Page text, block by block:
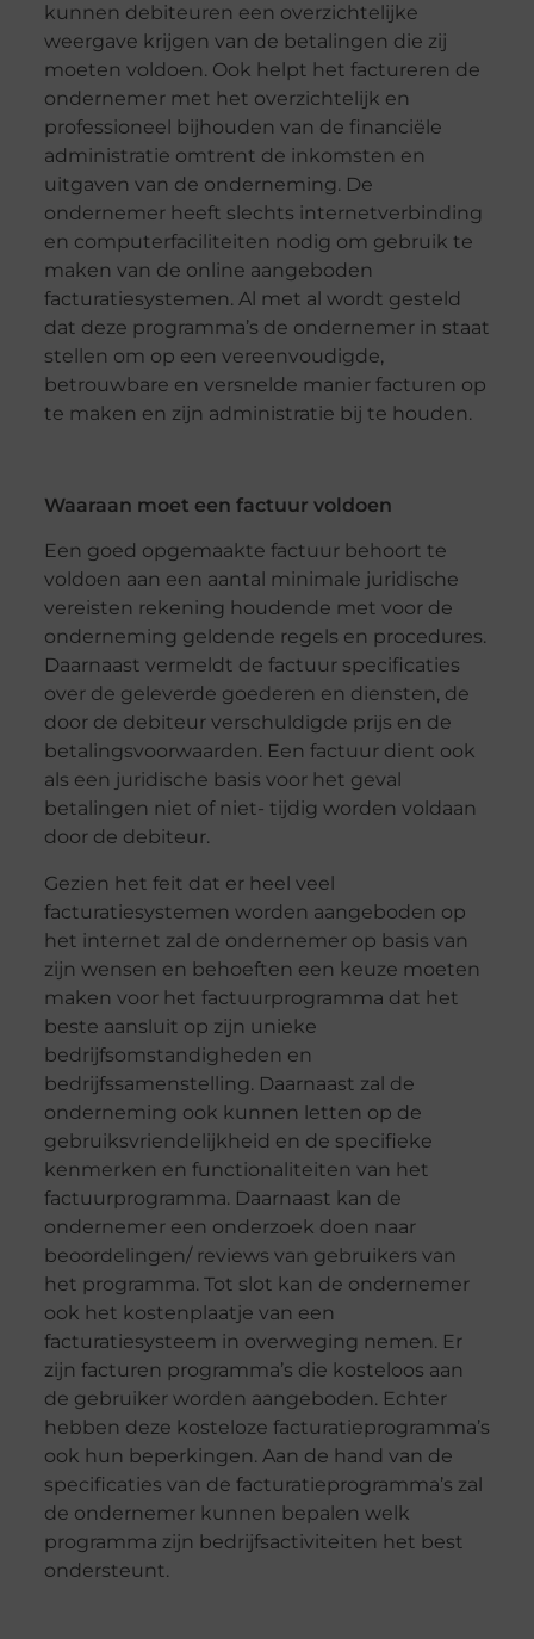
kunnen debiteuren een overzichtelijke
weergave krijgen van de betalingen die zij
moeten voldoen. Ook helpt het factureren de
ondernemer met het overzichtelijk en
professioneel bijhouden van de financiële
administratie omtrent de inkomsten en
uitgaven van de onderneming. De
ondernemer heeft slechts internetverbinding
en computerfaciliteiten nodig om gebruik te
maken van de online aangeboden
facturatiesystemen. Al met al wordt gesteld
dat deze programma’s de ondernemer in staat
stellen om op een vereenvoudigde,
betrouwbare en versnelde manier facturen op
te maken en zijn administratie bij te houden.
Waaraan moet een factuur voldoen
Een goed opgemaakte factuur behoort te
voldoen aan een aantal minimale juridische
vereisten rekening houdende met voor de
onderneming geldende regels en procedures.
Daarnaast vermeldt de factuur specificaties
over de geleverde goederen en diensten, de
door de debiteur verschuldigde prijs en de
betalingsvoorwaarden. Een factuur dient ook
als een juridische basis voor het geval
betalingen niet of niet- tijdig worden voldaan
door de debiteur.
Gezien het feit dat er heel veel
facturatiesystemen worden aangeboden op
het internet zal de ondernemer op basis van
zijn wensen en behoeften een keuze moeten
maken voor het factuurprogramma dat het
beste aansluit op zijn unieke
bedrijfsomstandigheden en
bedrijfssamenstelling. Daarnaast zal de
onderneming ook kunnen letten op de
gebruiksvriendelijkheid en de specifieke
kenmerken en functionaliteiten van het
factuurprogramma. Daarnaast kan de
ondernemer een onderzoek doen naar
beoordelingen/ reviews van gebruikers van
het programma. Tot slot kan de ondernemer
ook het kostenplaatje van een
facturatiesysteem in overweging nemen. Er
zijn facturen programma’s die kosteloos aan
de gebruiker worden aangeboden. Echter
hebben deze kosteloze facturatieprogramma’s
ook hun beperkingen. Aan de hand van de
specificaties van de facturatieprogramma’s zal
de ondernemer kunnen bepalen welk
programma zijn bedrijfsactiviteiten het best
ondersteunt.